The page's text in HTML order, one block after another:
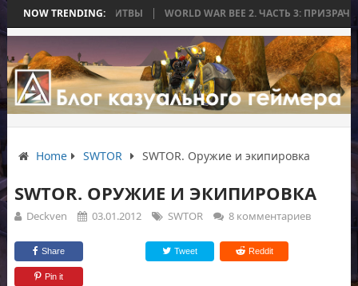
NOW TRENDING:
БЕЗ БИТВЫ WORLD WAR BEE 2. ЧАСТЬ 3: ПРИЗРАЧНЫЕ
Home SWTOR SWTOR. Оружие и экипировка
SWTOR. ОРУЖИЕ И ЭКИПИРОВКА
Deckven 03.01.2012 SWTOR 8 комментариев
Share Tweet Reddit
Pin it